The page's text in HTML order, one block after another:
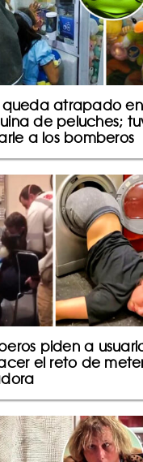
queda atrapado
de peluches;
a los bomberos
piden a
el reto de